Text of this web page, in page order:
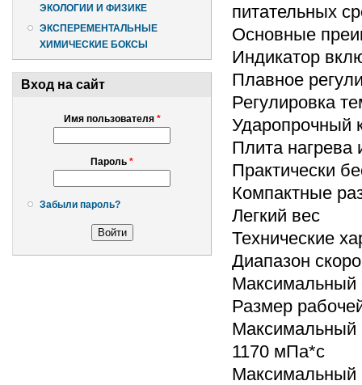
ЭКОЛОГИИ И ФИЗИКЕ
ЭКСПЕРЕМЕНТАЛЬНЫЕ
ХИМИЧЕСКИЕ БОКСЫ
Вход на сайт
Имя пользователя *
Пароль *
Забыли пароль?
питательных
Основные
Индикатор
Плавное
Регулировка
Ударопрочный
Плита
Практически
Компактные
Легкий вес
Технические
Диапазон
Размер
Максимальный
1170 мПа*с